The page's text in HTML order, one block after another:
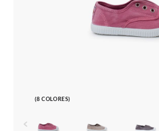
(8 COLORES)